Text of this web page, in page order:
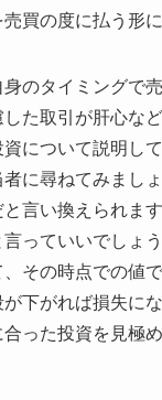
買の度に払う形に
のタイミングで
た取引が肝心な
について説明し
に尋ねてみましょ
言い換えられま
っていいでしょう
その時点での値
下がれば損失に
った投資を見極